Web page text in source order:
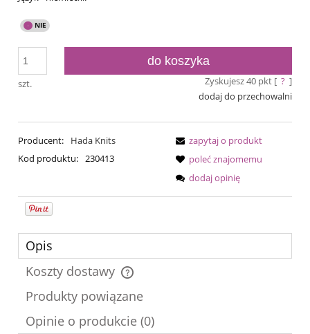
szt.
do koszyka
Zyskujesz40pkt [ ? ]
dodaj do przechowalni
Producent:
Hada Knits
Kod produktu: 230413
zapytaj o produkt
poleć znajomemu
dodaj opinię
Opis
Koszty dostawy
Cena nie zawiera ewentualnych kosztów płatności
Produkty powiązane
Opinie o produkcie (0)